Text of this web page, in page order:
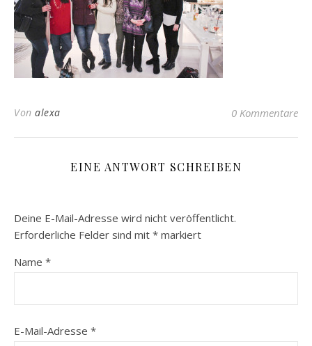
Von alexa 0 Kommentare
EINE ANTWORT SCHREIBEN
Deine E-Mail-Adresse wird nicht veröffentlicht.
Erforderliche Felder sind mit * markiert
Name *
E-Mail-Adresse *